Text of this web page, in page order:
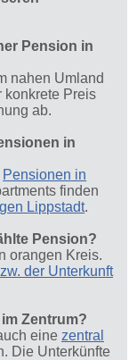
Pension in
nahen Umland
konkrete Preis
ab.
in
Pensionen in
finden
Lippstadt.
Pension?
orangen Kreis.
der Unterkunft
Zentrum?
eine zentral
Die Unterkünfte